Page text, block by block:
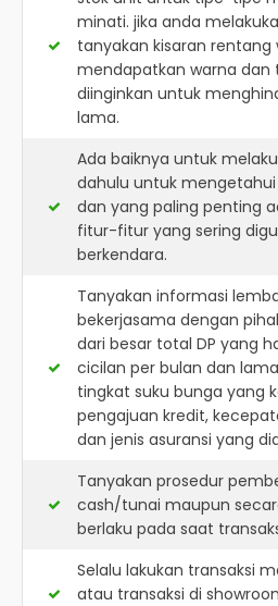
minati. jika anda
tanyakan kisaran rentang
mendapatkan warna dan
diinginkan untuk
lama.
Ada baiknya untuk
dahulu untuk
dan yang paling penting
fitur-fitur yang sering
berkendara.
Tanyakan informasi
bekerjasama dengan
dari besar total DP yang
cicilan per bulan dan
tingkat suku bunga yang
pengajuan kredit,
dan jenis asuransi yang
Tanyakan prosedur
cash/tunai maupun
berlaku pada saat
Selalu lakukan transaksi
atau transaksi di